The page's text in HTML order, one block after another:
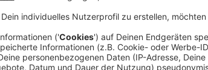
Anzeige
Da steigt die Vorfreude auf den